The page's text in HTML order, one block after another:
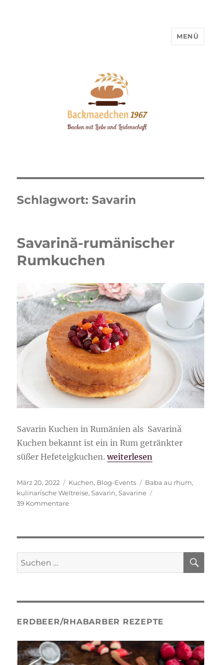
MENÜ
Schlagwort: Savarin
Savarină-rumänischer
Rumkuchen
Savarin Kuchen in Rumänien als Savarină
Kuchen bekannt ist ein in Rum getränkter
süßer Hefeteigkuchen.„Savarină-rumänischer
weiterlesen
Veröffentlicht
am
März 20, 2022 Kategorien
Kuchen, Blog-Events Schlagwörter
Baba au rhum,
kulinarische Weltreise,Savarin,Savarine
39 Kommentarezu
Suche
nach:
ERDBEER/RHABARBER REZEPTE